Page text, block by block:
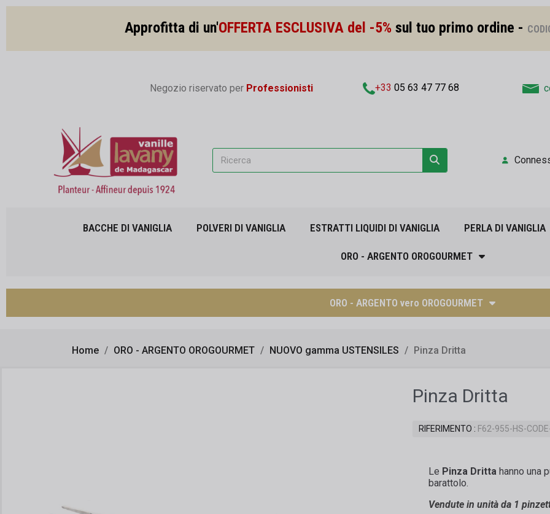
Approfitta di un'OFFERTA ESCLUSIVA del -5%sul tuo primo ordine -
Negozio riservato per Professionisti +33 05 63 47 77 68
BACCHE DI VANIGLIA POLVERI DI VANIGLIA ESTRATTI LIQUIDI DI VANIGLIA PERLA DI VANIGLIA
ORO - ARGENTO OROGOURMET
ORO - ARGENTO vero OROGOURMET
Home ORO - ARGENTO OROGOURMET NUOVO gamma USTENSILES Pinza Dritta
Pinza Dritta
RIFERIMENTO F62-955-HS-
Le Pinza Dritta hanno una
barattolo.
Vendute in unità da 1